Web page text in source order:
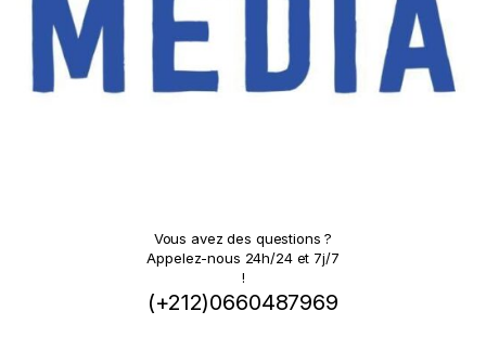
Vous avez des questions ?
Appelez-nous 24h/24 et 7j/7
!
(+212)0660487969